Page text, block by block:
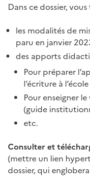
Dans ce dossier,
les modalités de
paru en janvier
des apports
Pour préparer
l’écriture à
Pour enseigner
(guide
etc.
Consulter et
(mettre un lien
dossier, qui